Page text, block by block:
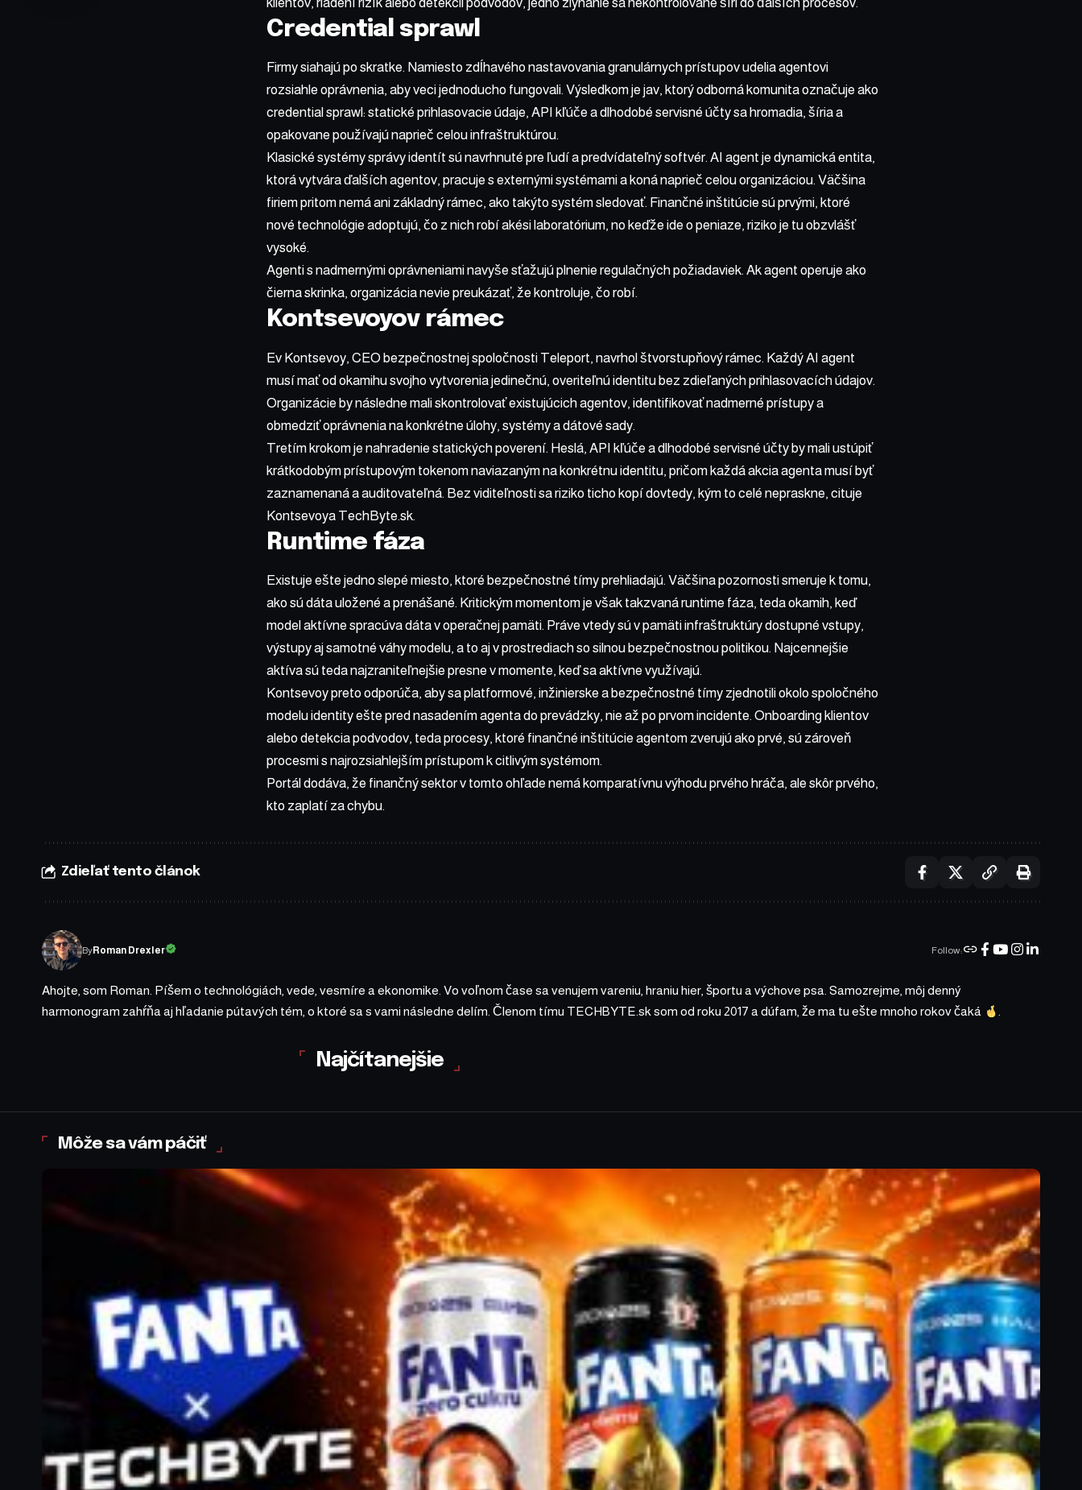
Credential sprawl
Firmy siahajú po skratke. Namiesto zdĺhavého nastavovania granulárnych prístupov udelia agentovi
rozsiahle oprávnenia, aby veci jednoducho fungovali. Výsledkom je jav, ktorý odborná komunita označuje ako
credential sprawl: statické prihlasovacie údaje, API kľúče a dlhodobé servisné účty sa hromadia, šíria a
opakovane používajú naprieč celou infraštruktúrou.
Klasické systémy správy identít sú navrhnuté pre ľudí a predvídateľný softvér. AI agent je dynamická entita,
ktorá vytvára ďalších agentov, pracuje s externými systémami a koná naprieč celou organizáciou. Väčšina
firiem pritom nemá ani základný rámec, ako takýto systém sledovať. Finančné inštitúcie sú prvými, ktoré
nové technológie adoptujú, čo z nich robí akési laboratórium, no keďže ide o peniaze, riziko je tu obzvlášť
vysoké.
Agenti s nadmernými oprávneniami navyše sťažujú plnenie regulačných požiadaviek. Ak agent operuje ako
čierna skrinka, organizácia nevie preukázať, že kontroluje, čo robí.
Kontsevoyov rámec
Ev Kontsevoy, CEO bezpečnostnej spoločnosti Teleport, navrhol štvorstupňový rámec. Každý AI agent
musí mať od okamihu svojho vytvorenia jedinečnú, overiteľnú identitu bez zdieľaných prihlasovacích údajov.
Organizácie by následne mali skontrolovať existujúcich agentov, identifikovať nadmerné prístupy a
obmedziť oprávnenia na konkrétne úlohy, systémy a dátové sady.
Tretím krokom je nahradenie statických poverení. Heslá, API kľúče a dlhodobé servisné účty by mali ustúpiť
krátkodobým prístupovým tokenom naviazaným na konkrétnu identitu, pričom každá akcia agenta musí byť
zaznamenaná a auditovateľná. Bez viditeľnosti sa riziko ticho kopí dovtedy, kým to celé nepraskne, cituje
Kontsevoya TechByte.sk.
Runtime fáza
Existuje ešte jedno slepé miesto, ktoré bezpečnostné tímy prehliadajú. Väčšina pozornosti smeruje k tomu,
ako sú dáta uložené a prenášané. Kritickým momentom je však takzvaná runtime fáza, teda okamih, keď
model aktívne spracúva dáta v operačnej pamäti. Práve vtedy sú v pamäti infraštruktúry dostupné vstupy,
výstupy aj samotné váhy modelu, a to aj v prostrediach so silnou bezpečnostnou politikou. Najcennejšie
aktíva sú teda najzraniteľnejšie presne v momente, keď sa aktívne využívajú.
Kontsevoy preto odporúča, aby sa platformové, inžinierske a bezpečnostné tímy zjednotili okolo spoločného
modelu identity ešte pred nasadením agenta do prevádzky, nie až po prvom incidente. Onboarding klientov
alebo detekcia podvodov, teda procesy, ktoré finančné inštitúcie agentom zverujú ako prvé, sú zároveň
procesmi s najrozsiahlejším prístupom k citlivým systémom.
Portál dodáva, že finančný sektor v tomto ohľade nemá komparatívnu výhodu prvého hráča, ale skôr prvého,
kto zaplatí za chybu.
Zdieľať tento článok
ByRoman Drexler Follow:
Ahojte, som Roman. Píšem o technológiách, vede, vesmíre a ekonomike. Vo voľnom čase sa venujem vareniu, hraniu hier, športu a výchove psa. Samozrejme, môj denný
harmonogram zahŕňa aj hľadanie pútavých tém, o ktoré sa s vami následne delím. Členom tímu TECHBYTE.sk som od roku 2017 a dúfam, že ma tu ešte mnoho rokov čaká
Najčítanejšie
Môže sa vám páčiť